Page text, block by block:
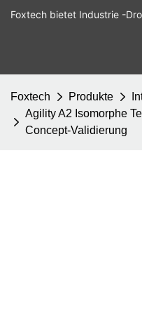
Foxtech bietet Industrie -
Foxtech Produkte
Agility A2 Isomorphe
Concept-Validierung